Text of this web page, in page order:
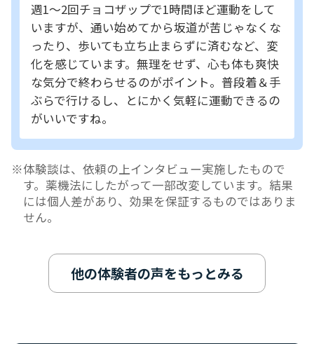
週1～2回チョコザップで1時間ほど運動をして
いますが、通い始めてから坂道が苦じゃなくな
ったり、歩いても立ち止まらずに済むなど、変
化を感じています。無理をせず、心も体も爽快
な気分で終わらせるのがポイント。普段着＆手
ぶらで行けるし、とにかく気軽に運動できるの
がいいですね。
体験談は、依頼の上インタビュー実施したもので
す。薬機法にしたがって一部改変しています。結果
には個人差があり、効果を保証するものではありま
せん。
他の体験者の声をもっとみる